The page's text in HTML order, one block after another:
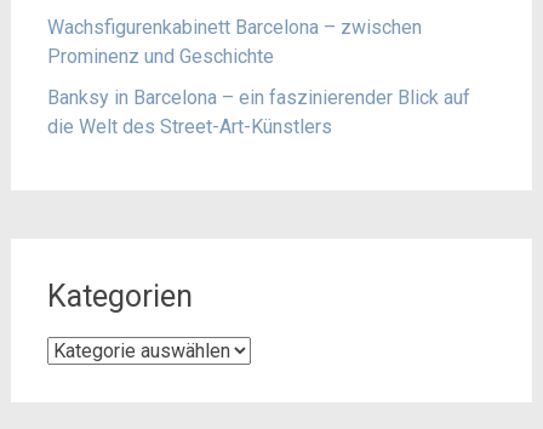
Wachsfigurenkabinett Barcelona – zwischen
Prominenz und Geschichte
Banksy in Barcelona – ein faszinierender Blick auf
die Welt des Street-Art-Künstlers
Kategorien
Kategorien